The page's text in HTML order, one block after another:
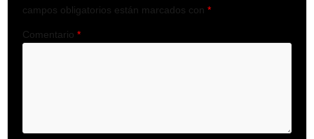
campos obligatorios están marcados con *
Comentario *